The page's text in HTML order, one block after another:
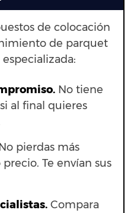
de colocación
de parquet
No tiene
al final quieres
pierdas más
Te envían sus
Compara